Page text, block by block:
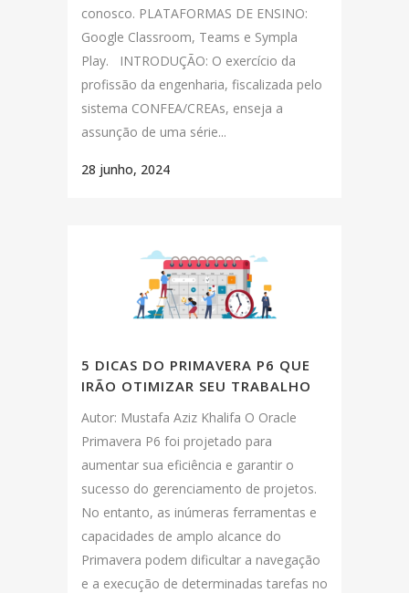
conosco. PLATAFORMAS DE ENSINO:
Google Classroom, Teams e Sympla
Play. INTRODUÇÃO: O exercício da
profissão da engenharia, fiscalizada pelo
sistema CONFEA/CREAs, enseja a
assunção de uma série...
28 junho, 2024
5 DICAS DO PRIMAVERA P6 QUE
IRÃO OTIMIZAR SEU TRABALHO
Autor: Mustafa Aziz Khalifa O Oracle
Primavera P6 foi projetado para
aumentar sua eficiência e garantir o
sucesso do gerenciamento de projetos.
No entanto, as inúmeras ferramentas e
capacidades de amplo alcance do
Primavera podem dificultar a navegação
e a execução de determinadas tarefas no